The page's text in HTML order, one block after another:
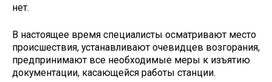
нет.
В настоящее время специалисты осматривают место
происшествия, устанавливают очевидцев возгорания,
предпринимают все необходимые меры к изъятию
документации, касающейся работы станции.